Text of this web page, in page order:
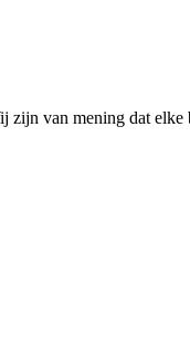
zijn van mening dat elke